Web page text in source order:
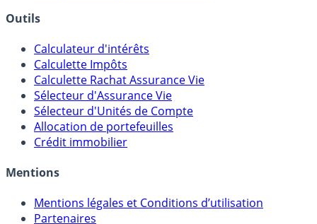
Outils
Calculateur d'intérêts
Calculette Impôts
Calculette Rachat Assurance Vie
Sélecteur d'Assurance Vie
Sélecteur d'Unités de Compte
Allocation de portefeuilles
Crédit immobilier
Mentions
Mentions légales et Conditions d’utilisation
Partenaires